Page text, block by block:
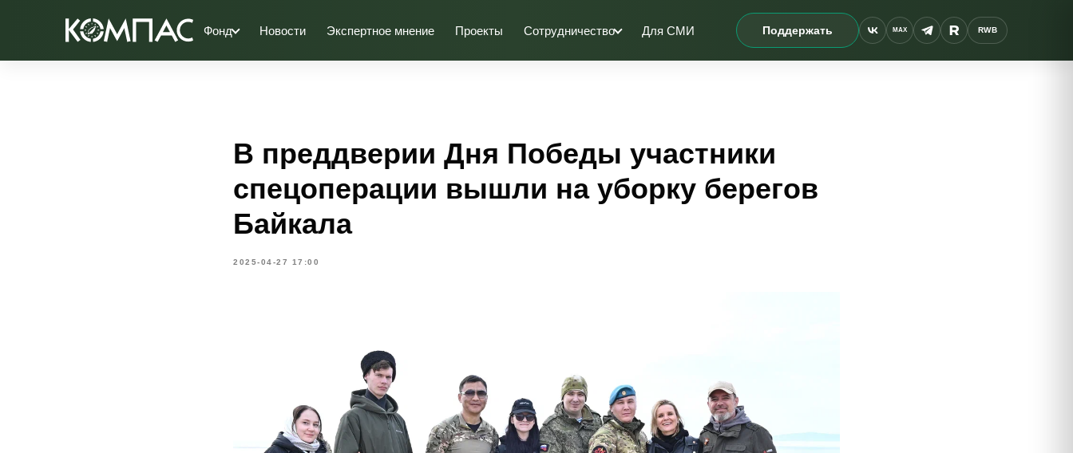
Фонд Новости Экспертное мнение Проекты Сотрудничество Для СМИ Поддержать MAX RWB
В преддверии Дня Победы участники
спецоперации вышли на уборку берегов
Байкала
2025-04-27 17:00